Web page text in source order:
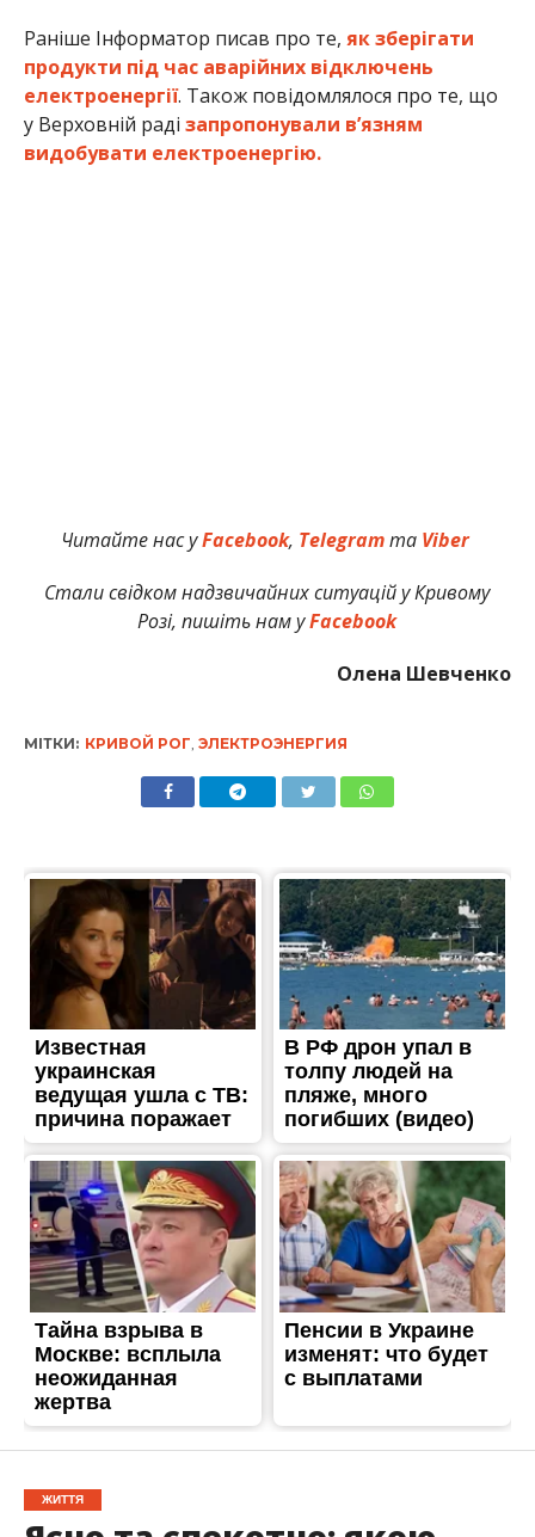
Раніше Інформатор писав про те, як зберігати
продукти під час аварійних відключень
електроенергії. Також повідомлялося про те, що
у Верховній раді запропонували в’язням
видобувати електроенергію.
Читайте нас уFacebook, Telegramта Viber
Стали свідком надзвичайних ситуацій у Кривому
Розі, пишіть нам уFacebook
Олена Шевченко
МІТКИ: КРИВОЙ РОГ ЭЛЕКТРОЭНЕРГИЯ
ЖИТТЯ